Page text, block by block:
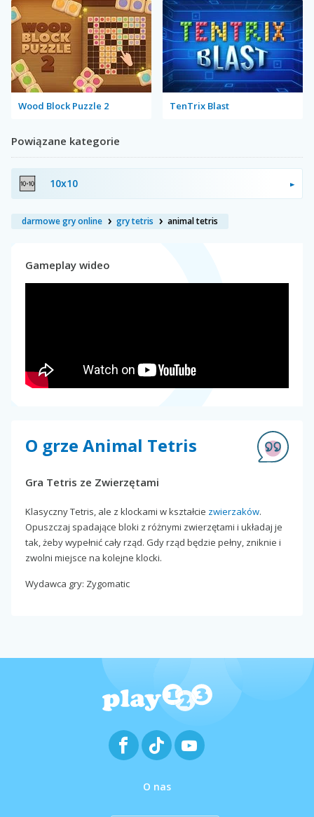
Wood Block Puzzle 2 TenTrix Blast
Powiązane kategorie
10x10
darmowe gry online gry tetris animal tetris
Gameplay wideo
O grze Animal Tetris
Gra Tetris ze Zwierzętami
Klasyczny Tetris, ale z klockami w kształcie zwierzaków.
Opuszczaj spadające bloki z różnymi zwierzętami i układaj je
tak, żeby wypełnić cały rząd. Gdy rząd będzie pełny, zniknie i
zwolni miejsce na kolejne klocki.
Wydawca gry: Zygomatic
O nas